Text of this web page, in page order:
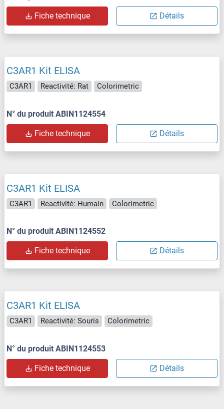
Fiche technique Détails
C3AR1 Kit ELISA
C3AR1 Reactivité: Rat Colorimetric
N° du produit ABIN1124554
Fiche technique Détails
C3AR1 Kit ELISA
C3AR1 Reactivité: Humain Colorimetric
N° du produit ABIN1124552
Fiche technique Détails
C3AR1 Kit ELISA
C3AR1 Reactivité: Souris Colorimetric
N° du produit ABIN1124553
Fiche technique Détails